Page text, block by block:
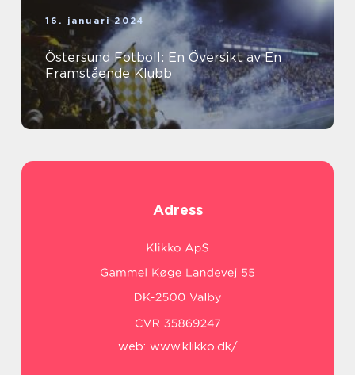
16. januari 2024
Östersund Fotboll: En Översikt av En
Framstående Klubb
Adress
web: www.klikko.dk/